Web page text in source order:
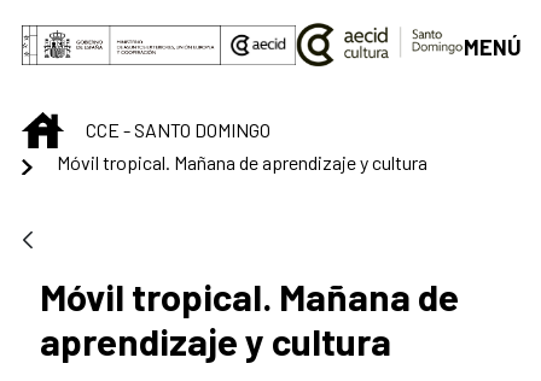
Saltar al contenido principal
MENÚ
INICIOCCE - SANTO DOMINGO
Móvil tropical. Mañana de aprendizaje y cultura
Móvil tropical. Mañana de
aprendizaje y cultura